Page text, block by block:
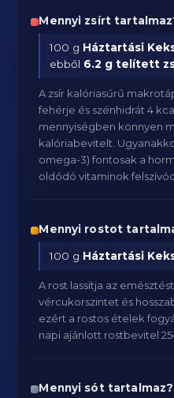
Mennyi zsírt
100 g Háztartási
ebből 6.2 g telített
A zsír kalóriasűrű
fehérje és szénhidrát 4
mennyiségben könnyen
kalóriabevitelt.
omega-3) fontosak a
oldódó vitaminok
Mennyi rostot
100 g Háztartási
A rost lassítja az
vércukorszintet és
ezért a rostos ételek
napi ajánlott rostbevitel
Mennyi sót tartalmaz?